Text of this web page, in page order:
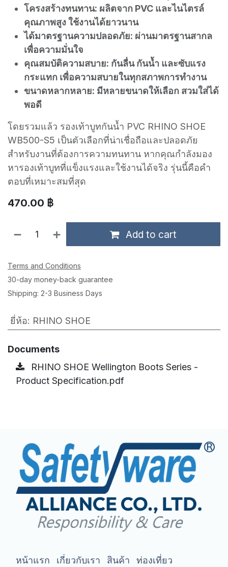
โครงสร้างทนทาน: ผลิตจาก PVC และไนไตรล์
คุณภาพสูง ใช้งานได้ยาวนาน
ได้มาตรฐานความปลอดภัย: ผ่านมาตรฐานสากล
เพื่อความมั่นใจ
คุณสมบัติความสบาย: กันลื่น กันน้ำ และซับแรง
กระแทก เพื่อความสบายในทุกสภาพการทำงาน
ขนาดหลากหลาย: มีหลายขนาดให้เลือก สวมใส่ได้
พอดี
โดยรวมแล้ว รองเท้าบูทกันน้ำ PVC RHINO SHOE
WB500-S5 เป็นตัวเลือกที่น่าเชื่อถือและปลอดภัย
สำหรับงานที่ต้องการความทนทาน หากคุณกำลังมอง
หารองเท้าบูทที่แข็งแรงและใช้งานได้จริง รุ่นนี้คือคำ
ตอบที่เหมาะสมที่สุด
470.00 ฿
Add to cart
Terms and Conditions
30-day money-back guarantee
Shipping: 2-3 Business Days
ยี่ห้อ: RHINO SHOE
Documents
RHINO SHOE Wellington Boots Series -
Product Specification.pdf
หน้าแรก เกี่ยวกับเรา สินค้า ท่องเที่ยว